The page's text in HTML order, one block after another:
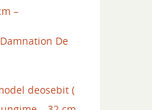
–
De
deosebit (